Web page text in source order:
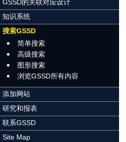
GSSD的关联对应设计
知识系统
搜索GSSD
简单搜索
高级搜索
图形搜索
浏览GSSD所有内容
添加网站
研究和报表
联系GSSD
Site Map